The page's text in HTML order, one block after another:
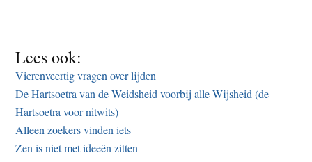
Lees ook:
Vierenveertig vragen over lijden
De Hartsoetra van de Weidsheid voorbij alle Wijsheid (de
Hartsoetra voor nitwits)
Alleen zoekers vinden iets
Zen is niet met ideeën zitten